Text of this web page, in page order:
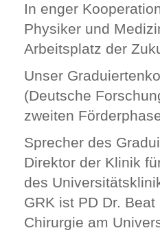
In enger
Physiker und
Arbeitsplatz der
Unser
(Deutsche
zweiten
Sprecher des
Direktor der Klinik
des
GRK ist PD Dr.
Chirurgie am